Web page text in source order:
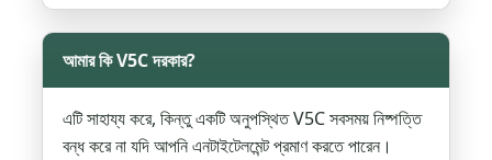
আমার কি V5C দরকার?
এটি সাহায্য করে, কিন্তু একটি অনুপস্থিত V5C সবসময় নিষ্পত্তি
বন্ধ করে না যদি আপনি এনটাইটেলমেন্ট প্রমাণ করতে পারেন।